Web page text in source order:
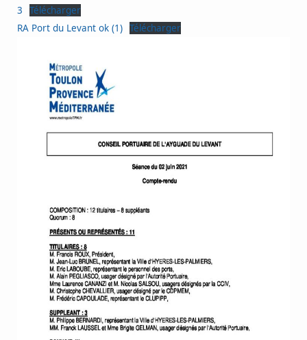
3
Télécharger
RA Port du Levant ok (1) Télécharger